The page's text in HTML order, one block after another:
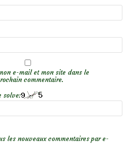
e-mail et mon site dans le
commentaire.
solve:
les nouveaux commentaires par e-